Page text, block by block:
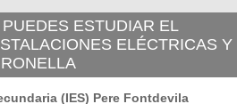
ESTUDIAR EL
ELÉCTRICAS Y
(IES) Pere Fontdevila